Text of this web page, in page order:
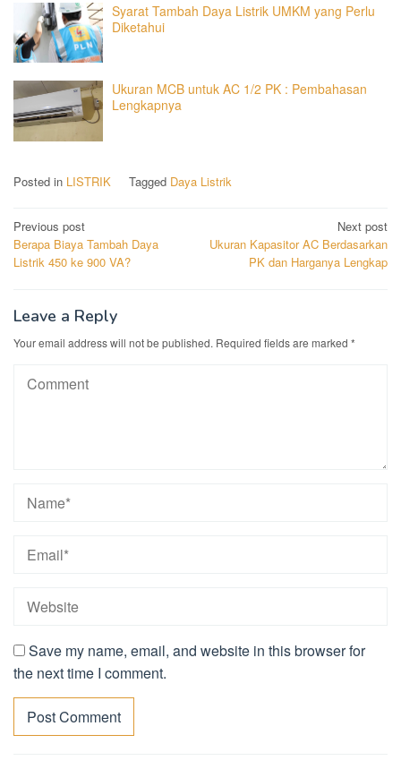
Syarat Tambah Daya Listrik UMKM yang Perlu
Diketahui
Ukuran MCB untuk AC 1/2 PK : Pembahasan
Lengkapnya
Posted in LISTRIK Tagged Daya Listrik
Post
navigation
Previous post
Berapa Biaya Tambah Daya
Listrik 450 ke 900 VA?
Next post
Ukuran Kapasitor AC Berdasarkan
PK dan Harganya Lengkap
Leave a Reply
Your email address will not be published. Required fields are marked *
Save my name, email, and website in this browser for
the next time I comment.